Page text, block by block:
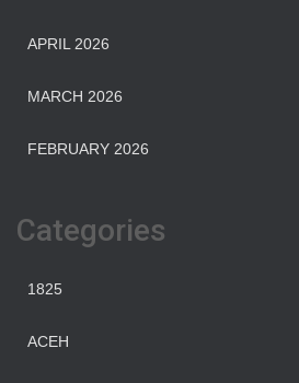
APRIL 2026
MARCH 2026
FEBRUARY 2026
Categories
1825
ACEH